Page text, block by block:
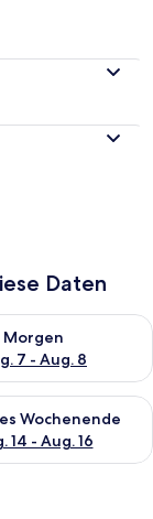
Daten
Aug. 6 - Aug. 7.
Morgen
7 - Aug. 8
Verfügbarkeit
Aug. 7
Wochenende
14 - Aug. 16
Verfügbarkeit